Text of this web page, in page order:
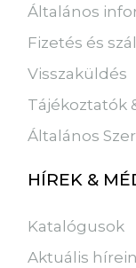
Általános
Fizetés és
Visszaküldés
Tájékoztatók
Általános
HÍREK &
Katalógusok
Aktuális